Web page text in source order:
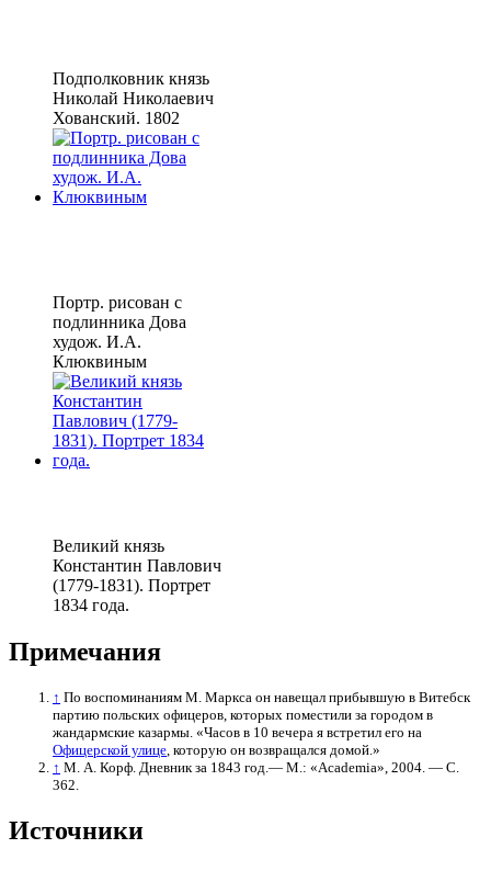
Подполковник князь
Николай Николаевич
Хованский. 1802
Портр. рисован с
подлинника Дова
худож. И.А.
Клюквиным
Великий князь
Константин Павлович
(1779-1831). Портрет
1834 года.
Примечания
↑ По воспоминаниям М. Маркса он навещал прибывшую в Витебск
партию польских офицеров, которых поместили за городом в
жандармские казармы. «Часов в 10 вечера я встретил его на
Офицерской улице, которую он возвращался домой.»
↑ М. А. Корф. Дневник за 1843 год.— М.: «Academia», 2004. — С.
362.
Источники